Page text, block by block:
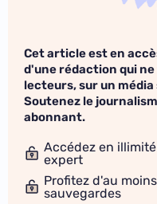
Cet article est en
d'une rédaction qui
lecteurs, sur un
Soutenez le
abonnant.
Accédez en
expert
Profitez d'au
sauvegardes